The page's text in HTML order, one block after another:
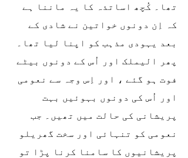
تھا۔ کُچھ اساتذہ کا یہ ماننا ہے
کہ اِن دونوں خواتین نے شادی کے
بعد یہودی مذہب کو اپنا لیا تھا۔
پھر الیملک اور اُس کے دونوں بیٹے
فوت ہو گئے ، اور اِس وجہ سے نعومی
اور اُس کی دونوں بہوئیں بہت
پریشانی کی حالت میں تھیں۔ جب
نعومی کو تنہائی اور سخت گھریلو
پریشانیوں کا سامنا کرنا پڑا تو